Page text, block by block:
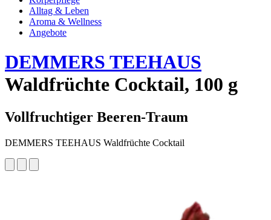
Alltag & Leben
Aroma & Wellness
Angebote
DEMMERS TEEHAUS
Waldfrüchte Cocktail, 100 g
Vollfruchtiger Beeren-Traum
DEMMERS TEEHAUS Waldfrüchte Cocktail